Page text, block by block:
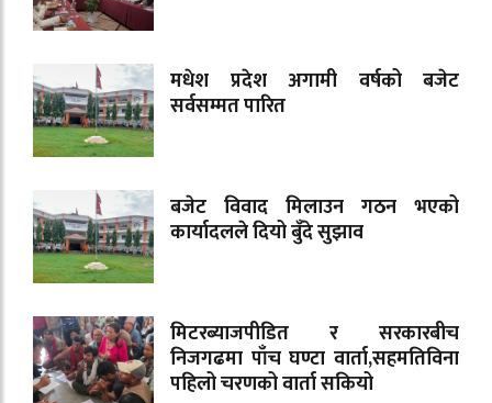
मधेश प्रदेश अगामी वर्षको बजेट
सर्वसम्मत पारित
बजेट विवाद मिलाउन गठन भएको
कार्यादलले दियो बुँदे सुझाव
मिटरब्याजपीडित र सरकारबीच
निजगढमा पाँच घण्टा वार्ता,सहमतिविना
पहिलो चरणको वार्ता सकियो